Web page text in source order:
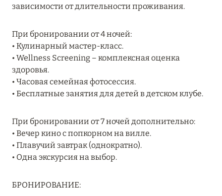
HÔTEL BARRIÈRE LES NEIGES
Подробнее
27 сентября 2024
Подробнее
27 сентября 2024
КОНЦЕПЦИЯ «ВСЁ ВКЛЮЧЕНО – ВСЁ
зависимости от длительности проживания.
При бронировании от 4 ночей:
• Кулинарный мастер-класс.
• Wellness Screening – комплексная оценка
здоровья.
• Часовая семейная фотосессия.
• Бесплатные занятия для детей в детском клубе.
При бронировании от 7 ночей дополнительно:
• Вечер кино с попкорном на вилле.
• Плавучий завтрак (однократно).
• Одна экскурсия на выбор.
БРОНИРОВАНИЕ: